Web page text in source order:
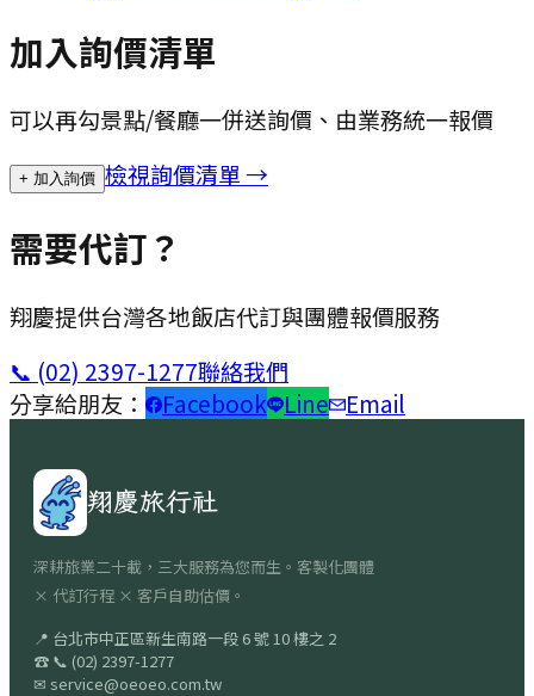
加入詢價清單
可以再勾景點/餐廳一併送詢價、由業務統一報價
+ 加入詢價 檢視詢價清單 →
需要代訂？
翔慶提供台灣各地飯店代訂與團體報價服務
📞 (02) 2397-1277聯絡我們
分享給朋友：
Facebook Line Email
翔慶旅行社
深耕旅業二十載，三大服務為您而生。客製化團體
× 代訂行程 × 客戶自助估價。
📍 台北市中正區新生南路一段 6 號 10 樓之 2
☎ 📞 (02) 2397-1277
✉ service@oeoeo.com.tw